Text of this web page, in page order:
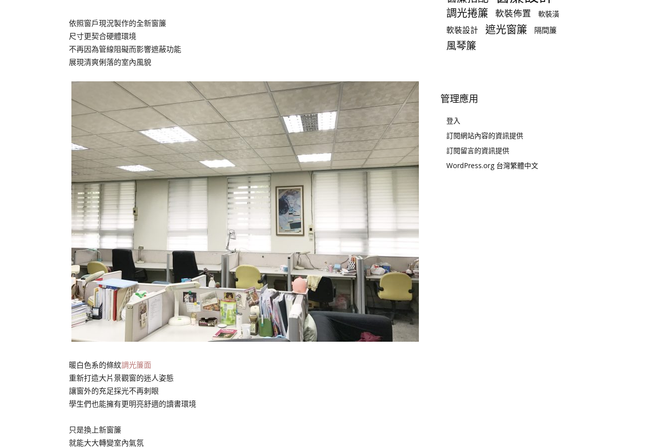
依照窗戶現況製作的全新窗簾
尺寸更契合硬體環境
不再因為管線阻礙而影響遮蔽功能
展現清爽俐落的室內風貌
暖白色系的條紋調光簾面
重新打造大片景觀窗的迷人姿態
讓窗外的充足採光不再刺眼
學生們也能擁有更明亮舒適的讀書環境
只是換上新窗簾
就能大大轉變室內氣氛
調光捲簾 軟裝佈置 軟裝潢
軟裝設計 遮光窗簾 隔間簾
風琴簾
管理應用
登入
訂閱網站內容的資訊提供
訂閱留言的資訊提供
WordPress.org 台灣繁體中文